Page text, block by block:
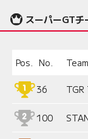
スーパーGTチ
Pos. No. Team
36 TGR
100